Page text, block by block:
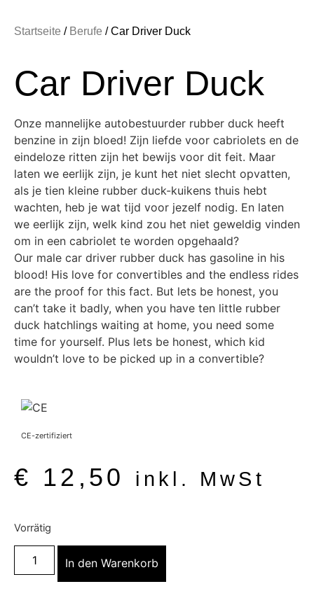
Startseite / Berufe / Car Driver Duck
Car Driver Duck
Onze mannelijke autobestuurder rubber duck heeft
benzine in zijn bloed! Zijn liefde voor cabriolets en de
eindeloze ritten zijn het bewijs voor dit feit. Maar
laten we eerlijk zijn, je kunt het niet slecht opvatten,
als je tien kleine rubber duck-kuikens thuis hebt
wachten, heb je wat tijd voor jezelf nodig. En laten
we eerlijk zijn, welk kind zou het niet geweldig vinden
om in een cabriolet te worden opgehaald?
Our male car driver rubber duck has gasoline in his
blood! His love for convertibles and the endless rides
are the proof for this fact. But lets be honest, you
can’t take it badly, when you have ten little rubber
duck hatchlings waiting at home, you need some
time for yourself. Plus lets be honest, which kid
wouldn’t love to be picked up in a convertible?
CE-zertifiziert
€ 12,50 inkl. MwSt
Vorrätig
In den Warenkorb